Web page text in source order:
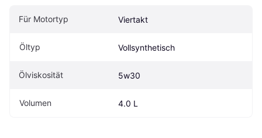
Für Motortyp Viertakt
Öltyp Vollsynthetisch
Ölviskosität 5w30
Volumen 4.0 L